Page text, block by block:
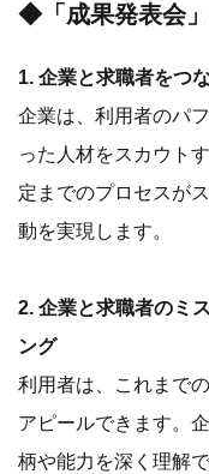
◆「成果発表会
1. 企業と求職者をつ
企業は、利用者のパ
った人材をスカウト
定までのプロセスが
動を実現します。
2. 企業と求職者のミ
ング
利用者は、これまで
アピールできます。
柄や能力を深く理解